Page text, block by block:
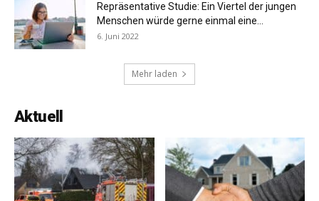
Repräsentative Studie: Ein Viertel der jungen
Menschen würde gerne einmal eine...
6. Juni 2022
Mehr laden
Aktuell